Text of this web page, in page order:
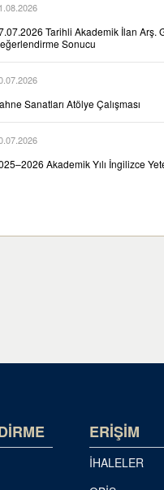
Tarihli Akademik İlan Arş.
Sonucu
Sanatları Atölye Çalışması
Akademik Yılı İngilizce
ERİŞİM
İHALELER